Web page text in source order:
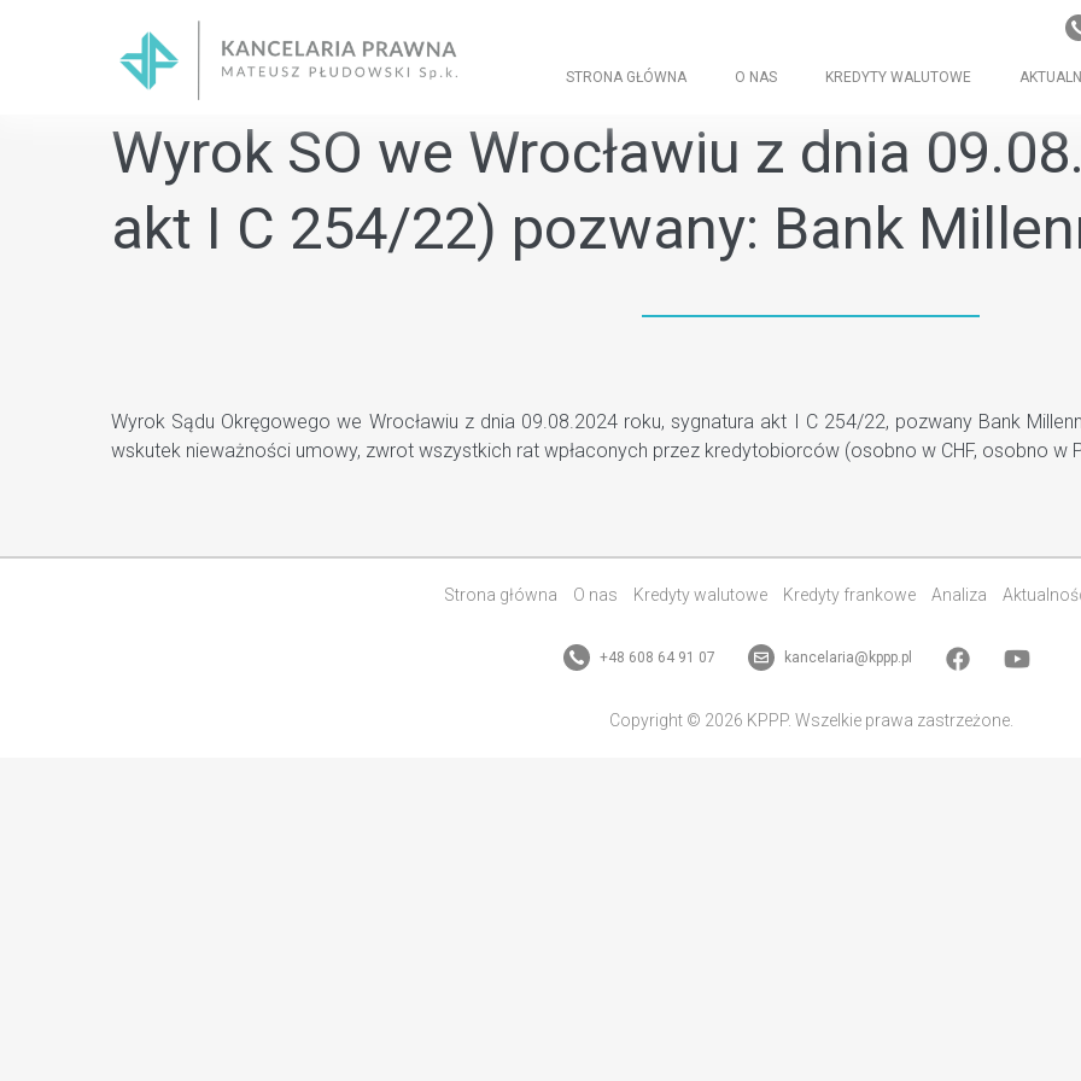
STRONA GŁÓWNA O NAS KREDYTY WALUTOWE
Wyrok SO we Wrocławiu z dnia
akt I C 254/22) pozwany: Bank
Wyrok Sądu Okręgowego we Wrocławiu z dnia 09.08.2024 roku, sygnatura akt I C 254/22, pozwany Bank
wskutek nieważności umowy, zwrot wszystkich rat wpłaconych przez kredytobiorców (osobno w CHF, osobno w
Strona główna O nas Kredyty walutowe Kredyty frankowe Analiza
+48 608 64 91 07 kancelaria@kppp.pl
Copyright © 2026 KPPP. Wszelkie prawa zastrzeżone.